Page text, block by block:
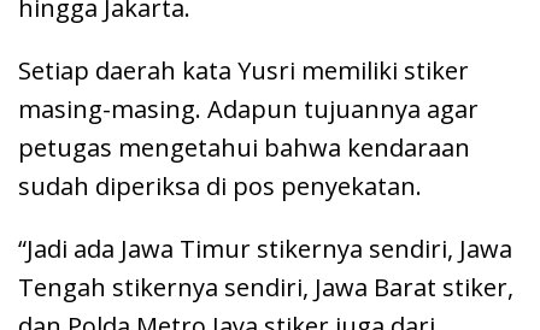
hingga Jakarta.
Setiap daerah kata Yusri memiliki stiker
masing-masing. Adapun tujuannya agar
petugas mengetahui bahwa kendaraan
sudah diperiksa di pos penyekatan.
“Jadi ada Jawa Timur stikernya sendiri, Jawa
Tengah stikernya sendiri, Jawa Barat stiker,